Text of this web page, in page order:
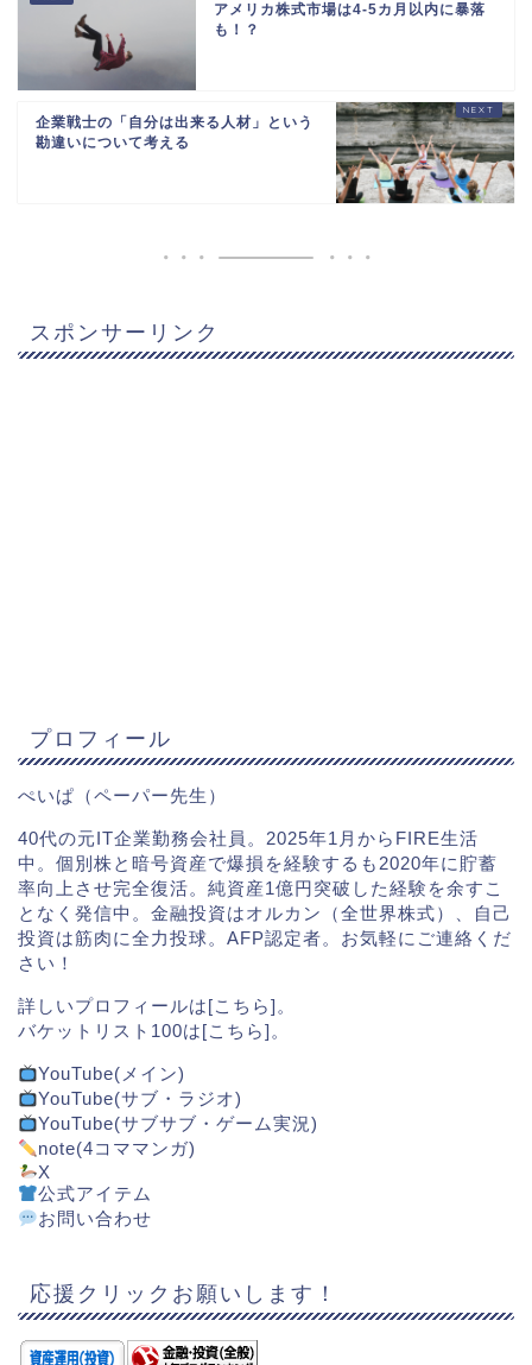
アメリカ株式市場は4-5カ月以内に暴落
も！？
企業戦士の「自分は出来る人材」という
勘違いについて考える
スポンサーリンク
プロフィール
ぺいぱ（ペーパー先生）
40代の元IT企業勤務会社員。2025年1月からFIRE生活
中。個別株と暗号資産で爆損を経験するも2020年に貯蓄
率向上させ完全復活。純資産1億円突破した経験を余すこ
となく発信中。金融投資はオルカン（全世界株式）、自己
投資は筋肉に全力投球。AFP認定者。お気軽にご連絡くだ
さい！
詳しいプロフィールは[こちら]。
バケットリスト100は[こちら]。
YouTube(メイン)
YouTube(サブ・ラジオ)
YouTube(サブサブ・ゲーム実況)
note(4コママンガ)
X
公式アイテム
お問い合わせ
応援クリックお願いします！